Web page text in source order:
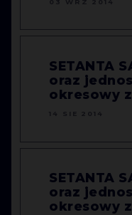
SETANTA
oraz
okresowy
SETANTA
oraz
okresowy